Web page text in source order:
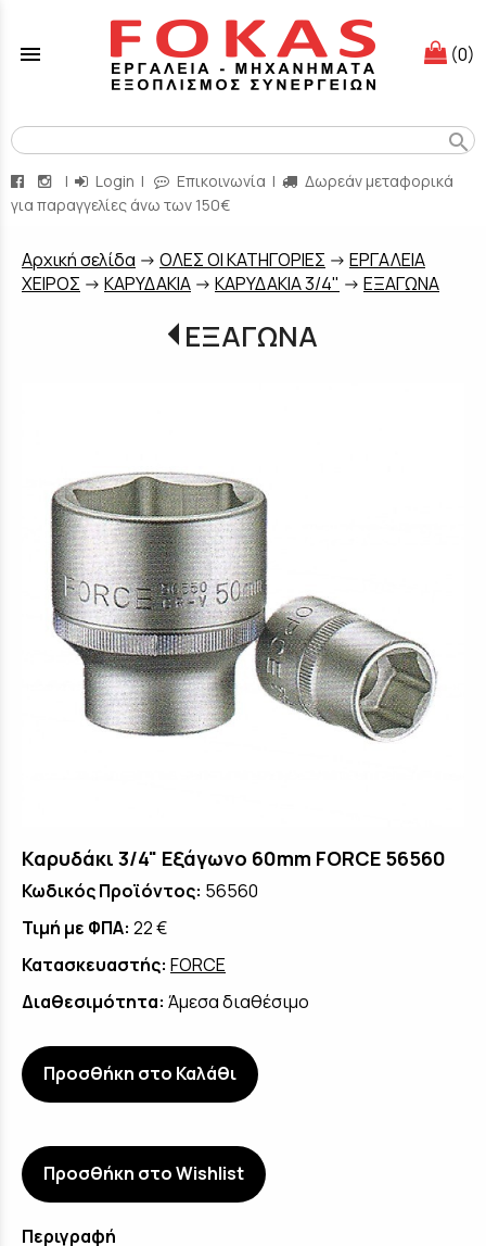
menu (0)
search
| Login | Επικοινωνία |
Δωρεάν μεταφορικά
για παραγγελίες άνω των 150€
Aρχική σελίδα -> ΟΛΕΣ ΟΙ ΚΑΤΗΓΟΡΙΕΣ -> ΕΡΓΑΛΕΙΑ
ΧΕΙΡΟΣ -> ΚΑΡΥΔΑΚΙΑ -> ΚΑΡΥΔΑΚΙΑ 3/4" -> ΕΞΑΓΩΝΑ
ΕΞΑΓΩΝΑ
Καρυδάκι 3/4" Εξάγωνο 60mm FORCE 56560
Κωδικός Προϊόντος: 56560
Τιμή με ΦΠΑ: 22 €
Κατασκευαστής: FORCE
Διαθεσιμότητα: Άμεσα διαθέσιμο
Προσθήκη στο Καλάθι
Προσθήκη στο Wishlist
Περιγραφή